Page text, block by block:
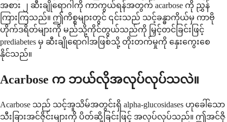
အစား ၂ ဆီးချိုရောဂါကို ကာကွယ်ရန်အတွက် acarbose ကို ညွှန်
ကြားကြသည်။ ဤကိစ္စများတွင် ၎င်းသည် သင့်ခန္ဓာကိုယ်မှ ကာဗို
ဟိုက်ဒရိတ်များကို မည်သို့ကိုင်တွယ်သည်ကို မြှင့်တင်ခြင်းဖြင့်
prediabetes မှ ဆီးချိုရောဂါအဖြစ်သို့ တိုးတက်မှုကို နှေးကွေးစေ
နိုင်သည်။
Acarbose က ဘယ်လိုအလုပ်လုပ်သလဲ။
Acarbose သည် သင့်အူသိမ်အတွင်းရှိ alpha-glucosidases ဟုခေါ်သော
သီးခြားအင်ဇိုင်းများကို ပိတ်ဆို့ခြင်းဖြင့် အလုပ်လုပ်သည်။ ဤအင်ဇို